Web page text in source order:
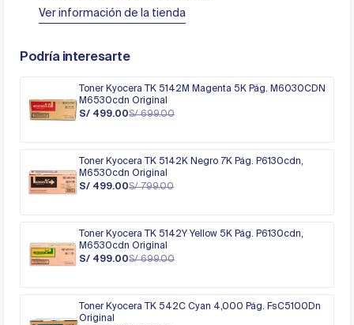
Ver información de la tienda
Podría interesarte
Toner Kyocera TK 5142M Magenta 5K Pág. M6030CDN
M6530cdn Original
S/ 499.00S/ 699.00
Toner Kyocera TK 5142K Negro 7K Pág. P6130cdn,
M6530cdn Original
S/ 499.00S/ 799.00
Toner Kyocera TK 5142Y Yellow 5K Pág. P6130cdn,
M6530cdn Original
S/ 499.00S/ 699.00
Toner Kyocera TK 542C Cyan 4,000 Pág. FsC5100Dn
Original